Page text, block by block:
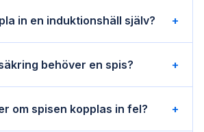
in en induktionshäll själv? +
behöver en spis? +
om spisen kopplas in fel? +